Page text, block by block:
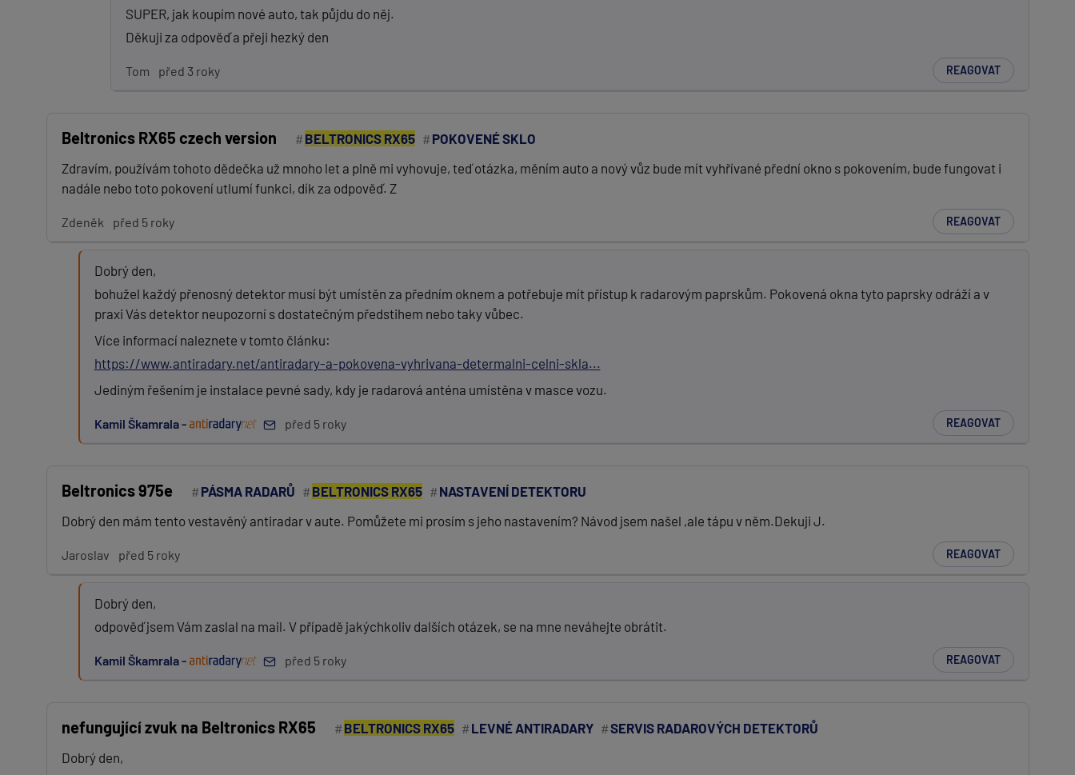
SUPER, jak koupím nové auto, tak půjdu do něj.
Děkuji za odpověď a přeji hezký den
Tom před 3 roky REAGOVAT
Beltronics RX65 czech version BELTRONICS RX65
POKOVENÉ SKLO
Zdravím, používám tohoto dědečka už mnoho let a plně mi vyhovuje, teď otázka, měním auto a nový vůz bude mít vyhřívané přední okno s pokovením, bude fungovat i
nadále nebo toto pokovení utlumí funkci, dík za odpověď. Z
Zdeněk před 5 roky REAGOVAT
Dobrý den,
bohužel každý přenosný detektor musí být umístěn za předním oknem a potřebuje mít přístup k radarovým paprskům. Pokovená okna tyto paprsky odráží a v
praxi Vás detektor neupozorní s dostatečným předstihem nebo taky vůbec.
Více informací naleznete v tomto článku:
https://www.antiradary.net/antiradary-a-pokovena-vyhrivana-determalni-celni-skla...
Jediným řešením je instalace pevné sady, kdy je radarová anténa umístěna v masce vozu.
Kamil Škamrala - před 5 roky REAGOVAT
Beltronics 975e PÁSMA RADARŮ BELTRONICS RX65
NASTAVENÍ DETEKTORU
Dobrý den mám tento vestavěný antiradar v aute. Pomůžete mi prosím s jeho nastavením? Návod jsem našel ,ale tápu v něm.Dekuji J.
Jaroslav před 5 roky REAGOVAT
Dobrý den,
odpověď jsem Vám zaslal na mail. V případě jakýchkoliv dalších otázek, se na mne neváhejte obrátit.
Kamil Škamrala - před 5 roky REAGOVAT
nefungující zvuk na Beltronics RX65 BELTRONICS RX65 LEVNÉ ANTIRADARY
SERVIS RADAROVÝCH DETEKTORŮ
Dobrý den,